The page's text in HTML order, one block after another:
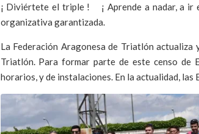
¡ Diviértete el triple ! ¡ Aprende a nadar, a ir
organizativa garantizada.
La Federación Aragonesa de Triatlón actualiza
Triatlón. Para formar parte de este censo de
horarios, y de instalaciones. En la actualidad,